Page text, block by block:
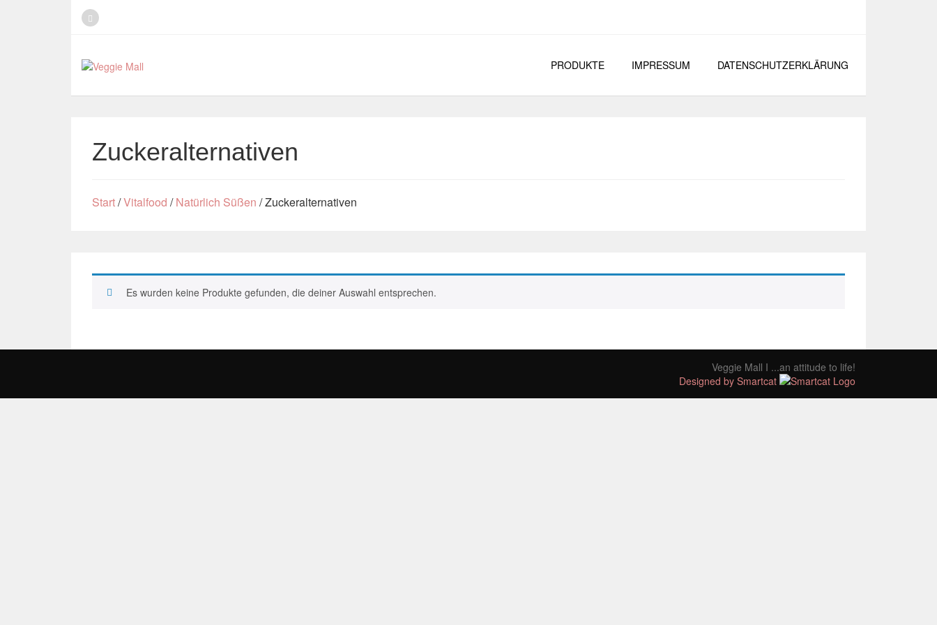
PRODUKTE IMPRESSUM DATENSCHUTZERKLÄRUNG
Zuckeralternativen
Start/Vitalfood /Natürlich Süßen / Zuckeralternativen
Es wurden keine Produkte gefunden, die deiner Auswahl entsprechen.
Veggie Mall I ...an attitude to life!
Designed by Smartcat